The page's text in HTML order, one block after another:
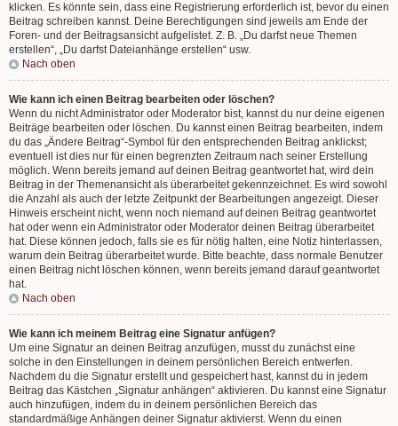
klicken. Es könnte sein, dass eine Registrierung erforderlich ist, bevor du einen
Beitrag schreiben kannst. Deine Berechtigungen sind jeweils am Ende der
Foren- und der Beitragsansicht aufgelistet. Z. B. „Du darfst neue Themen
erstellen“, „Du darfst Dateianhänge erstellen“ usw.
Nach oben
Wie kann ich einen Beitrag bearbeiten oder löschen?
Wenn du nicht Administrator oder Moderator bist, kannst du nur deine eigenen
Beiträge bearbeiten oder löschen. Du kannst einen Beitrag bearbeiten, indem
du das „Ändere Beitrag“-Symbol für den entsprechenden Beitrag anklickst;
eventuell ist dies nur für einen begrenzten Zeitraum nach seiner Erstellung
möglich. Wenn bereits jemand auf deinen Beitrag geantwortet hat, wird dein
Beitrag in der Themenansicht als überarbeitet gekennzeichnet. Es wird sowohl
die Anzahl als auch der letzte Zeitpunkt der Bearbeitungen angezeigt. Dieser
Hinweis erscheint nicht, wenn noch niemand auf deinen Beitrag geantwortet
hat oder wenn ein Administrator oder Moderator deinen Beitrag überarbeitet
hat. Diese können jedoch, falls sie es für nötig halten, eine Notiz hinterlassen,
warum dein Beitrag überarbeitet wurde. Bitte beachte, dass normale Benutzer
einen Beitrag nicht löschen können, wenn bereits jemand darauf geantwortet
hat.
Nach oben
Wie kann ich meinem Beitrag eine Signatur anfügen?
Um eine Signatur an deinen Beitrag anzufügen, musst du zunächst eine
solche in den Einstellungen in deinem persönlichen Bereich entwerfen.
Nachdem du die Signatur erstellt und gespeichert hast, kannst du in jedem
Beitrag das Kästchen „Signatur anhängen“ aktivieren. Du kannst eine Signatur
auch hinzufügen, indem du in deinem persönlichen Bereich das
standardmäßige Anhängen deiner Signatur aktivierst. Wenn du einen